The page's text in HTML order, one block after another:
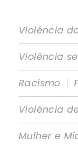
Violência
Violência
Racismo |
Violência
Mulher e